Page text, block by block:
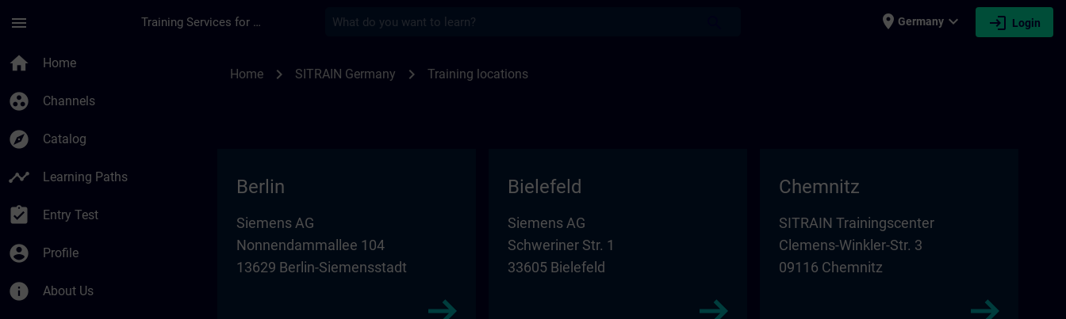
menu Training Services for Digital Industries place Germany expand_more login Login
home Home
group_work Channels
explore Catalog
timeline Learning Paths
assignment_turned_in Entry Test
account_circle Profile
info About Us
Home chevron_right SITRAIN Germany chevron_right Training locations
Berlin
Siemens AG
Nonnendammallee 104
13629 Berlin-Siemensstadt
Bielefeld
Siemens AG
Schweriner Str. 1
33605 Bielefeld
Chemnitz
SITRAIN Trainingscenter
Clemens-Winkler-Str. 3
09116 Chemnitz